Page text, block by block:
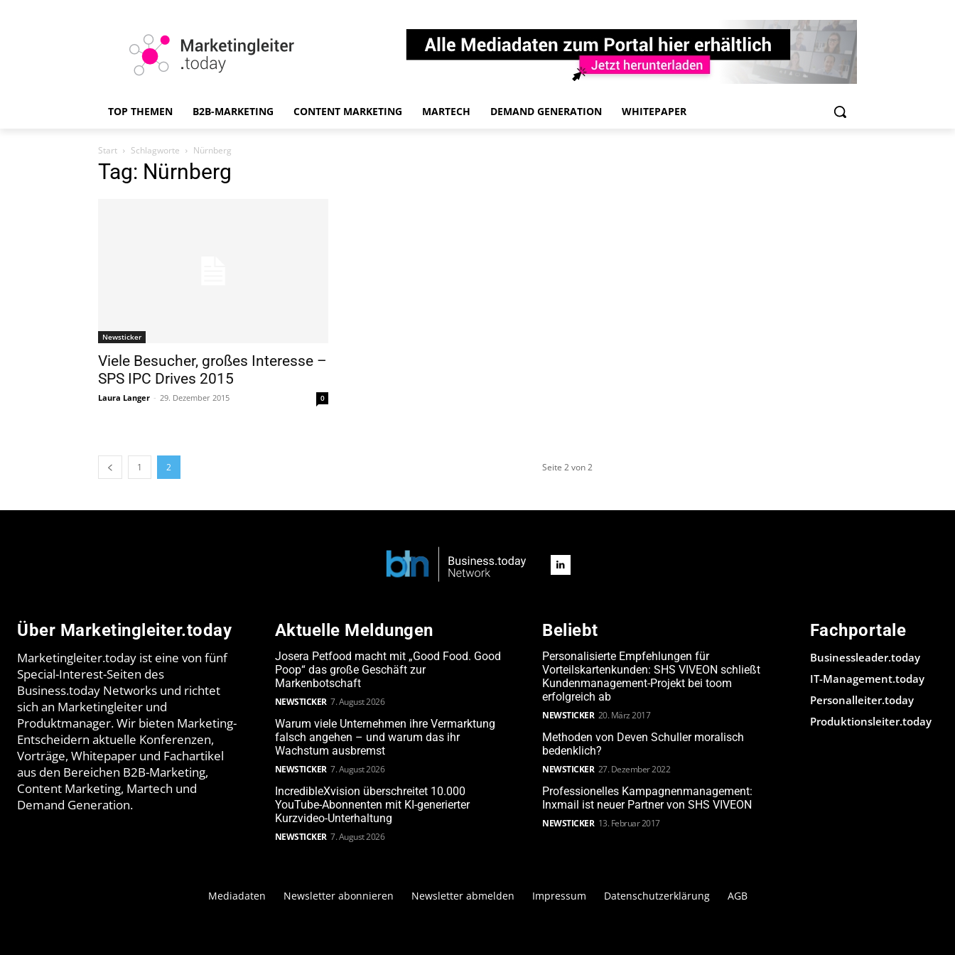
TOP THEMEN B2B-MARKETING CONTENT MARKETING MARTECH DEMAND GENERATION WHITEPAPER
Start Schlagworte Nürnberg
Tag: Nürnberg
Newsticker
Viele Besucher, großes Interesse –
SPS IPC Drives 2015
Laura Langer - 29. Dezember 2015 0
1 2 Seite 2 von 2
Über Marketingleiter.today
Marketingleiter.today ist eine von fünf
Special-Interest-Seiten des
Business.today Networks und richtet
sich an Marketingleiter und
Produktmanager. Wir bieten Marketing-
Entscheidern aktuelle Konferenzen,
Vorträge, Whitepaper und Fachartikel
aus den Bereichen B2B-Marketing,
Content Marketing, Martech und
Demand Generation.
Aktuelle Meldungen
Josera Petfood macht mit „Good Food. Good
Poop“ das große Geschäft zur
Markenbotschaft
NEWSTICKER 7. August 2026
Warum viele Unternehmen ihre Vermarktung
falsch angehen – und warum das ihr
Wachstum ausbremst
NEWSTICKER 7. August 2026
IncredibleXvision überschreitet 10.000
YouTube-Abonnenten mit KI-generierter
Kurzvideo-Unterhaltung
NEWSTICKER 7. August 2026
Beliebt
Personalisierte Empfehlungen für
Vorteilskartenkunden: SHS VIVEON schließt
Kundenmanagement-Projekt bei toom
erfolgreich ab
NEWSTICKER 20. März 2017
Methoden von Deven Schuller moralisch
bedenklich?
NEWSTICKER 27. Dezember 2022
Professionelles Kampagnenmanagement:
Inxmail ist neuer Partner von SHS VIVEON
NEWSTICKER 13. Februar 2017
Fachportale
Businessleader.today
IT-Management.today
Personalleiter.today
Produktionsleiter.today
Mediadaten Newsletter abonnieren Newsletter abmelden Impressum Datenschutzerklärung AGB